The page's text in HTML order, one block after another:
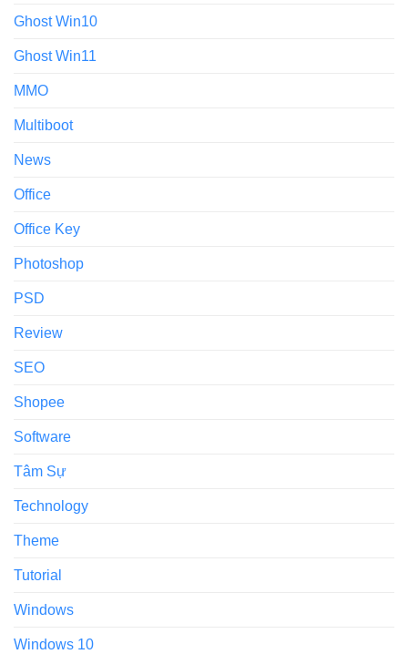
Ghost Win10
Ghost Win11
MMO
Multiboot
News
Office
Office Key
Photoshop
PSD
Review
SEO
Shopee
Software
Tâm Sự
Technology
Theme
Tutorial
Windows
Windows 10